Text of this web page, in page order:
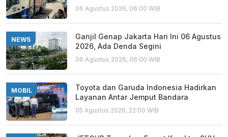
06 Agustus 2026, 06:00 WIB
NEWS
Ganjil Genap Jakarta Hari Ini 06 Agustus
2026, Ada Denda Segini
06 Agustus 2026, 06:00 WIB
MOBIL
Toyota dan Garuda Indonesia Hadirkan
Layanan Antar Jemput Bandara
05 Agustus 2026, 22:00 WIB